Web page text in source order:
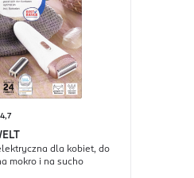
4,7
dla kobiet, do
mokro i na sucho